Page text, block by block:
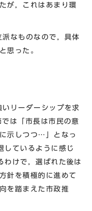
が，これはあまり環
なものなので，具体
思った。
リーダーシップを求
は「市長は市民の意
示しつつ…」となっ
しているように感じ
わけで，選ばれた後は
針を積極的に進めて
を踏まえた市政推